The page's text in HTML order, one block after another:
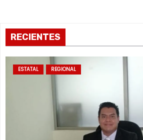
RECIENTES
ESTATAL REGIONAL